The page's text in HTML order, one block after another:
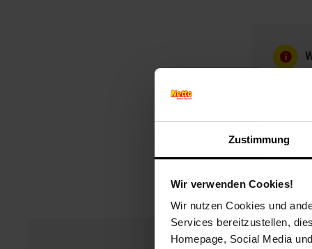
Zustimmung
Wir verwenden Cookies!
Wir nutzen Cookies und
Services bereitzustellen,
Homepage, Social Media